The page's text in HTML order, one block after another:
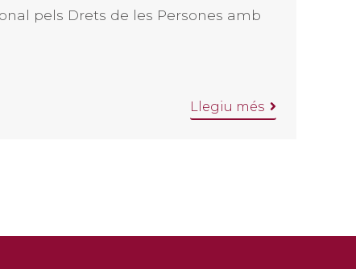
pels Drets de les Persones amb
Llegiu més